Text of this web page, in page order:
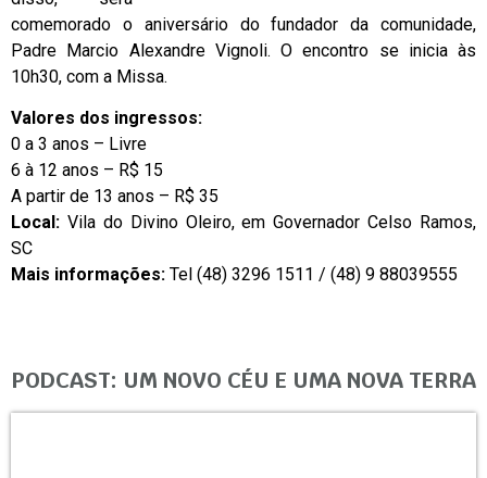
comemorado o aniversário do fundador da comunidade,
Padre Marcio Alexandre Vignoli. O encontro se inicia às
10h30, com a Missa.
Valores dos ingressos:
0 a 3 anos – Livre
6 à 12 anos – R$ 15
A partir de 13 anos – R$ 35
Local: Vila do Divino Oleiro, em Governador Celso Ramos,
SC
Mais informações: Tel (48) 3296 1511 / (48) 9 88039555
PODCAST: UM NOVO CÉU E UMA NOVA TERRA